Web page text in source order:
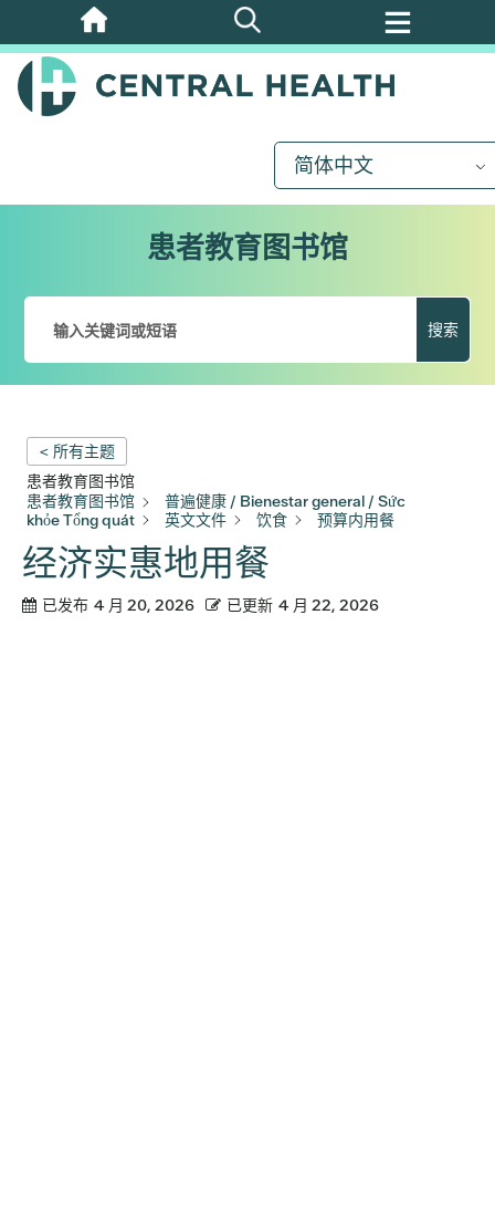
跳
至
主
简体中文
患者教育图书馆
搜索
< 所有主题
患者教育图书馆
患者教育图书馆
普遍健康 / Bienestar general / Sức
khỏe Tổng quát
英文文件 饮食 预算内用餐
经济实惠地用餐
已发布 4 月 20, 2026 已更新 4 月 22, 2026